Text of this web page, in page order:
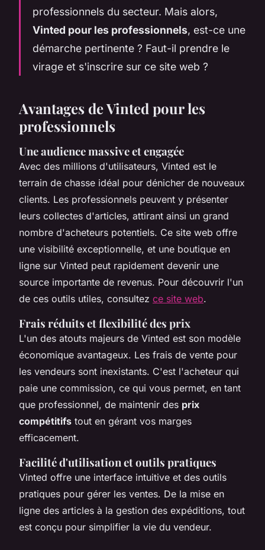
professionnels du secteur. Mais alors,
Vinted pour les professionnels, est-ce une
démarche pertinente ? Faut-il prendre le
virage et s'inscrire sur ce site web ?
Avantages de Vinted pour les
professionnels
Une audience massive et engagée
Avec des millions d'utilisateurs, Vinted est le
terrain de chasse idéal pour dénicher de nouveaux
clients. Les professionnels peuvent y présenter
leurs collectes d'articles, attirant ainsi un grand
nombre d'acheteurs potentiels. Ce site web offre
une visibilité exceptionnelle, et une boutique en
ligne sur Vinted peut rapidement devenir une
source importante de revenus. Pour découvrir l'un
de ces outils utiles, consultez ce site web.
Frais réduits et flexibilité des prix
L'un des atouts majeurs de Vinted est son modèle
économique avantageux. Les frais de vente pour
les vendeurs sont inexistants. C'est l'acheteur qui
paie une commission, ce qui vous permet, en tant
que professionnel, de maintenir des prix
compétitifs tout en gérant vos marges
efficacement.
Facilité d'utilisation et outils pratiques
Vinted offre une interface intuitive et des outils
pratiques pour gérer les ventes. De la mise en
ligne des articles à la gestion des expéditions, tout
est conçu pour simplifier la vie du vendeur.